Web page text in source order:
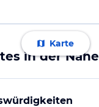
Karte
in der Nähe